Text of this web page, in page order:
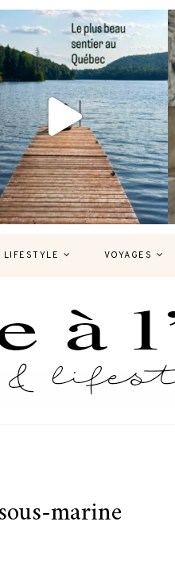
qu’il existe un sentier où
127 37
LIFESTYLE VOYAGES
marine